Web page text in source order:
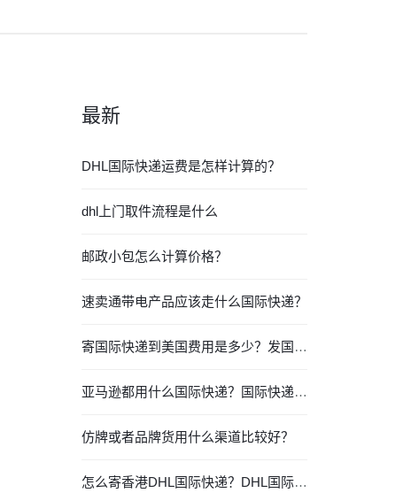
最新
DHL国际快递运费是怎样计算的？
dhl上门取件流程是什么
邮政小包怎么计算价格？
速卖通带电产品应该走什么国际快递？
寄国际快递到美国费用是多少？发国际快递要注意什么？
亚马逊都用什么国际快递？国际快递都有哪些？
仿牌或者品牌货用什么渠道比较好？
怎么寄香港DHL国际快递？DHL国际快递价格时效查询